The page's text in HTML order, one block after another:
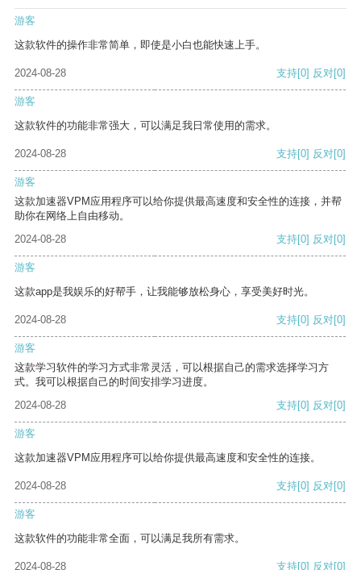
游客
这款软件的操作非常简单，即使是小白也能快速上手。
2024-08-28 支持[0] 反对[0]
游客
这款软件的功能非常强大，可以满足我日常使用的需求。
2024-08-28 支持[0] 反对[0]
游客
这款加速器VPM应用程序可以给你提供最高速度和安全性的连接，并帮
助你在网络上自由移动。
2024-08-28
支持[0] 反对[0]
游客
这款app是我娱乐的好帮手，让我能够放松身心，享受美好时光。
2024-08-28 支持[0] 反对[0]
游客
这款学习软件的学习方式非常灵活，可以根据自己的需求选择学习方
式。我可以根据自己的时间安排学习进度。
2024-08-28
支持[0] 反对[0]
游客
这款加速器VPM应用程序可以给你提供最高速度和安全性的连接。
2024-08-28 支持[0] 反对[0]
游客
这款软件的功能非常全面，可以满足我所有需求。
2024-08-28 支持[0] 反对[0]